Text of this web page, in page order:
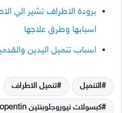
برودة الاطراف تشير الي
اسبابها وطرق علاجها
اسباب تنميل اليدين
التنميل تنميل الاطراف
كبسولات نيوروجلوبنتين Neuroglopentin